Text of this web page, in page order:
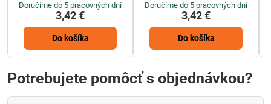
Doručíme do 5 pracovných dní
3,42 €
Do košíka
Doručíme do 5 pracovných dní
3,42 €
Do košíka
Potrebujete pomôcť s objednávkou?